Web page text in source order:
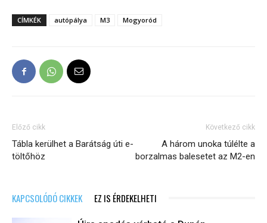
CÍMKÉK autópálya M3 Mogyoród
Előző cikk
Tábla kerülhet a Barátság úti e-
töltőhöz
Következő cikk
A három unoka túlélte a
borzalmas balesetet az M2-en
KAPCSOLÓDÓ CIKKEK EZ IS ÉRDEKELHETI